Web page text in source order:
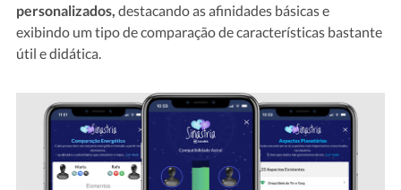
personalizados, destacando as afinidades básicas e
exibindo um tipo de comparação de características bastante
útil e didática.